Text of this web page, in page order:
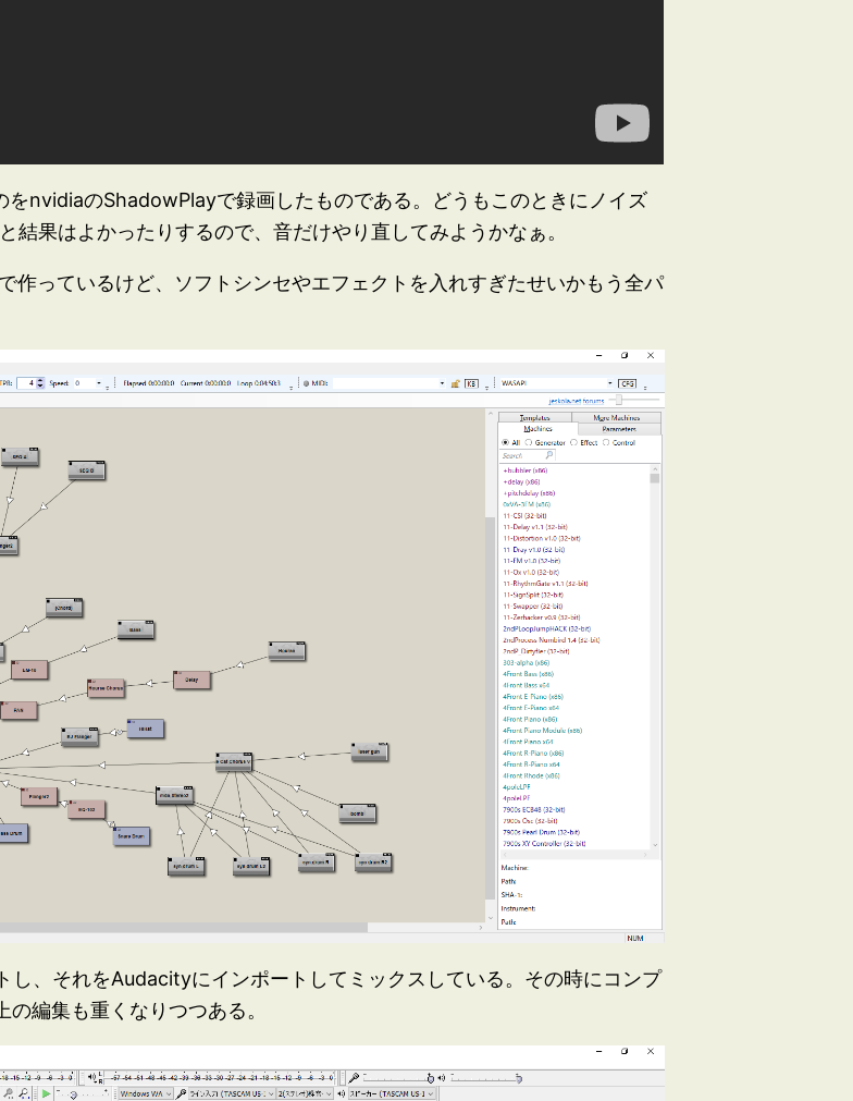
nvidiaのShadowPlayで録画したものである。どうもこのときにノイズ
果はよかったりするので、音だけやり直してみようかなぁ。
作っているけど、ソフトシンセやエフェクトを入れすぎたせいかもう全パ
し、それをAudacityにインポートしてミックスしている。その時にコンプ
編集も重くなりつつある。